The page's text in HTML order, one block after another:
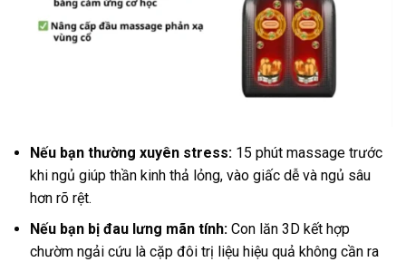
Nếu bạn thường xuyên stress: 15 phút massage trước
khi ngủ giúp thần kinh thả lỏng, vào giấc dễ và ngủ sâu
hơn rõ rệt.
Nếu bạn bị đau lưng mãn tính: Con lăn 3D kết hợp
chườm ngải cứu là cặp đôi trị liệu hiệu quả không cần ra